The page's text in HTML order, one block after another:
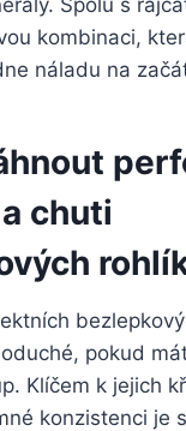
kombinaci,
náladu na
chuti
pokud
Klíčem k jejich
konzistenci je